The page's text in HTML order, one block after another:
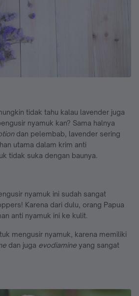
tidak tahu kalau lavender juga
nyamuk kan? Sama halnya
dan pelembab, lavender sering
utama dalam krim anti
tidak suka dengan baunya.
nyamuk ini sudah sangat
Karena dari dulu, orang Papua
anti nyamuk ini ke kulit.
mengusir nyamuk, karena memiliki
dan juga evodiamine yang sangat